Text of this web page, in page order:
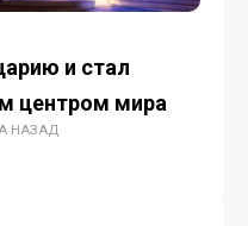
и стал
центром мира
НАЗАД